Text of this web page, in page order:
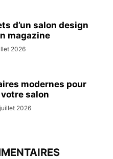
d’un salon design
magazine
2026
modernes pour
salon
2026